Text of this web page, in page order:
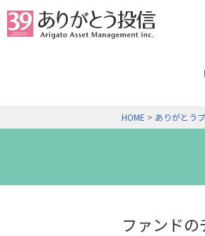
HOME > ありがとう
ファンドの